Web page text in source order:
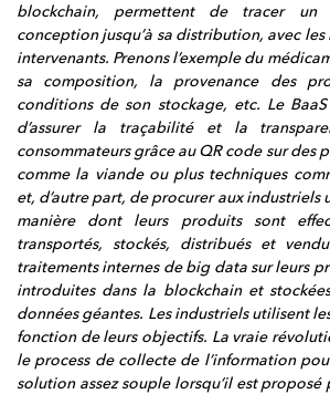
blockchain, permettent de tracer
conception jusqu’à sa distribution, avec
intervenants. Prenons l’exemple du
sa composition, la provenance des
conditions de son stockage, etc. Le
d’assurer la traçabilité et la
consommateurs grâce au QR code sur des
comme la viande ou plus techniques
et, d’autre part, de procurer aux industriels
manière dont leurs produits sont
transportés, stockés, distribués et
traitements internes de big data sur leurs
introduites dans la blockchain et
données géantes. Les industriels utilisent
fonction de leurs objectifs. La vraie
le process de collecte de l’information
solution assez souple lorsqu’il est